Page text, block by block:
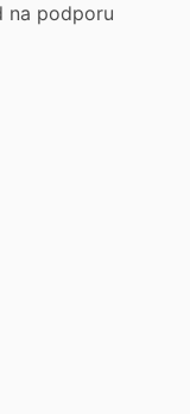
na podporu